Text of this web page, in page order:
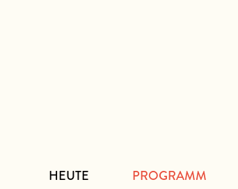
HEUTE
PROGRAMM